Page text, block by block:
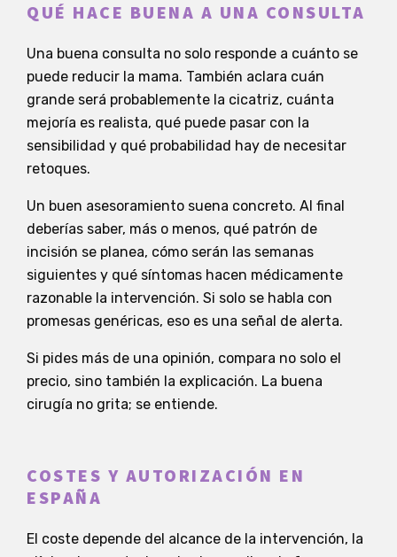
QUÉ HACE BUENA A UNA CONSULTA
Una buena consulta no solo responde a cuánto se
puede reducir la mama. También aclara cuán
grande será probablemente la cicatriz, cuánta
mejoría es realista, qué puede pasar con la
sensibilidad y qué probabilidad hay de necesitar
retoques.
Un buen asesoramiento suena concreto. Al final
deberías saber, más o menos, qué patrón de
incisión se planea, cómo serán las semanas
siguientes y qué síntomas hacen médicamente
razonable la intervención. Si solo se habla con
promesas genéricas, eso es una señal de alerta.
Si pides más de una opinión, compara no solo el
precio, sino también la explicación. La buena
cirugía no grita; se entiende.
COSTES Y AUTORIZACIÓN EN
ESPAÑA
El coste depende del alcance de la intervención, la